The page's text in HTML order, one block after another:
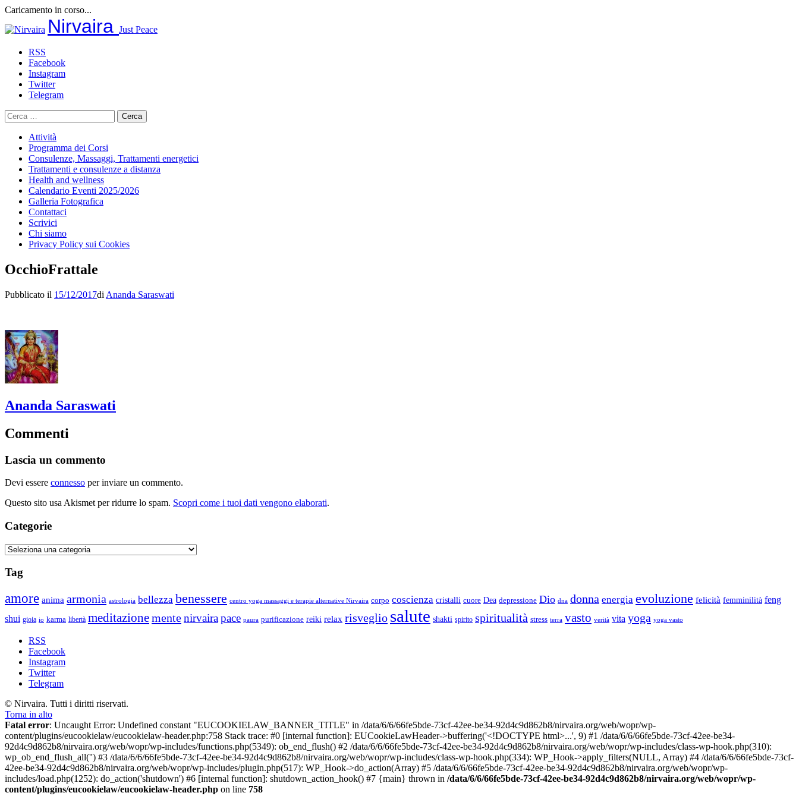
Caricamento in corso...
al
Nirvaira Just Peace
RSS
Facebook
Instagram
Twitter
Telegram
Ricerca
per:
Attività
Programma dei Corsi
Consulenze, Massaggi, Trattamenti energetici
Trattamenti e consulenze a distanza
Health and wellness
Calendario Eventi 2025/2026
Galleria Fotografica
Contattaci
Scrivici
Chi siamo
Privacy Policy sui Cookies
OcchioFrattale
Pubblicato il 15/12/2017di Ananda Saraswati
Ananda Saraswati
Commenti
Lascia un commento
Devi essere connesso per inviare un commento.
Questo sito usa Akismet per ridurre lo spam. Scopri come i tuoi dati vengono elaborati.
Categorie
Categorie
Tag
amore anima armonia astrologia bellezza benessere centro yoga massaggi e terapie alternative Nirvaira corpo coscienza cristalli cuore Dea depressione Dio dna donna energia evoluzione felicità femminilità feng
shui gioia io karma libertà meditazionementenirvairapace paura purificazione reiki relax risveglio salute shakti spirito spiritualità stress terra vasto verità vita yoga yoga vasto
RSS
Facebook
Instagram
Twitter
Telegram
© Nirvaira. Tutti i diritti riservati.
Torna in alto
Fatal error: Uncaught Error: Undefined constant "EUCOOKIELAW_BANNER_TITLE" in /data/6/6/66fe5bde-73cf-42ee-be34-92d4c9d862b8/nirvaira.org/web/wopr/wp-
content/plugins/eucookielaw/eucookielaw-header.php:758 Stack trace: #0 [internal function]: EUCookieLawHeader->buffering('<!DOCTYPE html>...', 9) #1 /data/6/6/66fe5bde-73cf-42ee-be34-
92d4c9d862b8/nirvaira.org/web/wopr/wp-includes/functions.php(5349): ob_end_flush() #2 /data/6/6/66fe5bde-73cf-42ee-be34-92d4c9d862b8/nirvaira.org/web/wopr/wp-includes/class-wp-hook.php(310):
wp_ob_end_flush_all('') #3 /data/6/6/66fe5bde-73cf-42ee-be34-92d4c9d862b8/nirvaira.org/web/wopr/wp-includes/class-wp-hook.php(334): WP_Hook->apply_filters(NULL, Array) #4 /data/6/6/66fe5bde-73cf-
42ee-be34-92d4c9d862b8/nirvaira.org/web/wopr/wp-includes/plugin.php(517): WP_Hook->do_action(Array) #5 /data/6/6/66fe5bde-73cf-42ee-be34-92d4c9d862b8/nirvaira.org/web/wopr/wp-
includes/load.php(1252): do_action('shutdown') #6 [internal function]: shutdown_action_hook() #7 {main} thrown in /data/6/6/66fe5bde-73cf-42ee-be34-92d4c9d862b8/nirvaira.org/web/wopr/wp-
content/plugins/eucookielaw/eucookielaw-header.php on line 758